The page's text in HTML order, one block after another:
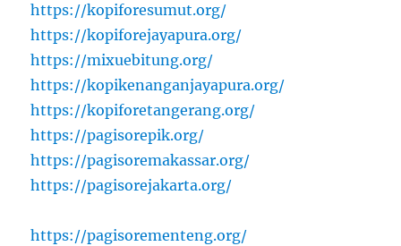
https://kopiforesumut.org/
https://kopiforejayapura.org/
https://mixuebitung.org/
https://kopikenanganjayapura.org/
https://kopiforetangerang.org/
https://pagisorepik.org/
https://pagisoremakassar.org/
https://pagisorejakarta.org/
https://pagisorementeng.org/